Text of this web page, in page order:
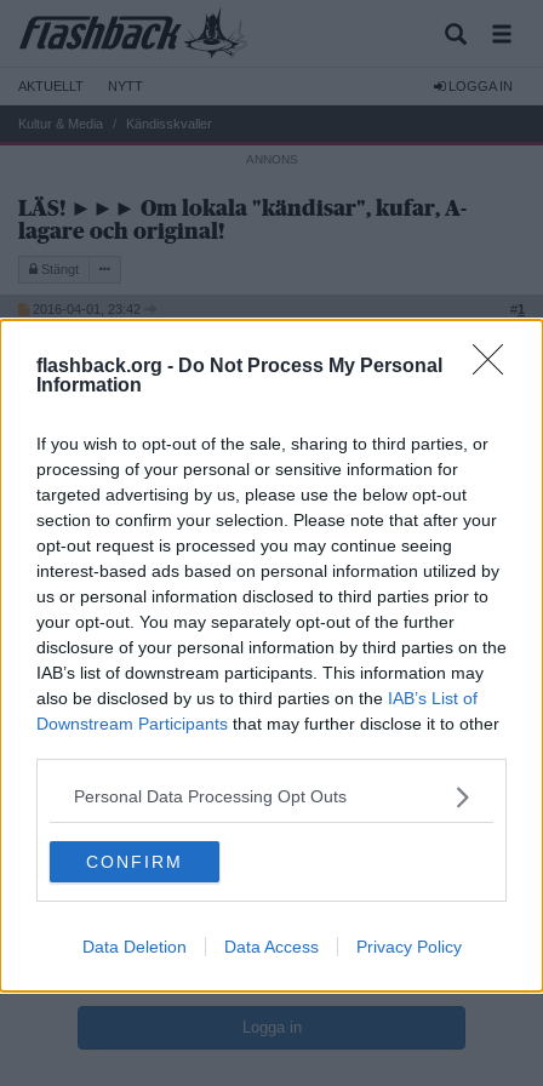
flashback.org - Do Not Process My Personal
Information
If you wish to opt-out of the sale, sharing to third parties, or
processing of your personal or sensitive information for
targeted advertising by us, please use the below opt-out
section to confirm your selection. Please note that after your
opt-out request is processed you may continue seeing
interest-based ads based on personal information utilized by
us or personal information disclosed to third parties prior to
your opt-out. You may separately opt-out of the further
disclosure of your personal information by third parties on the
IAB’s list of downstream participants. This information may
also be disclosed by us to third parties on the IAB’s List of
Downstream Participants that may further disclose it to other
Personal Data Processing Opt Outs
CONFIRM
Data Deletion Data Access Privacy Policy
AKTUELLT NYTT LOGGA IN
Kultur & Media Kändisskvaller
LÄS! ►►► Om lokala "kändisar", kufar, A-
lagare och original!
Stängt
2016-04-01, 23:42 #1
Medlem
Inlägg: 12 498
Vill ni diskutera lokala kufar, alkisar, original etc., använd tråden
/Moderatorerna i Kändisskvaller
__________________
Senast redigerad av Cousin Cocaine 2016-04-02 kl. 12:00.
Stängt
Skapa ett konto eller logga in för att
kommentera
Du måste vara medlem för att kunna kommentera
Skapa ett konto
Det är enkelt att registrera ett nytt konto
Logga in
Logga in